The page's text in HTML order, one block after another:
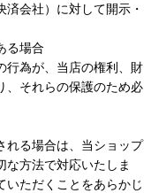
会社）に対して開示・
る場合
行為が、当店の権利、財
、それらの保護のため必
れる場合は、当ショップ
な方法で対応いたしま
いただくことをあらかじ